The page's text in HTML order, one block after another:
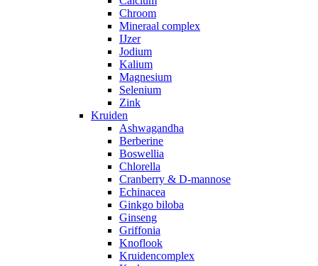
Chroom
Mineraal complex
IJzer
Jodium
Kalium
Magnesium
Selenium
Zink
Kruiden
Ashwagandha
Berberine
Boswellia
Chlorella
Cranberry & D-mannose
Echinacea
Ginkgo biloba
Ginseng
Griffonia
Knoflook
Kruidencomplex